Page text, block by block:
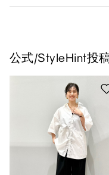
公式/StyleHint投